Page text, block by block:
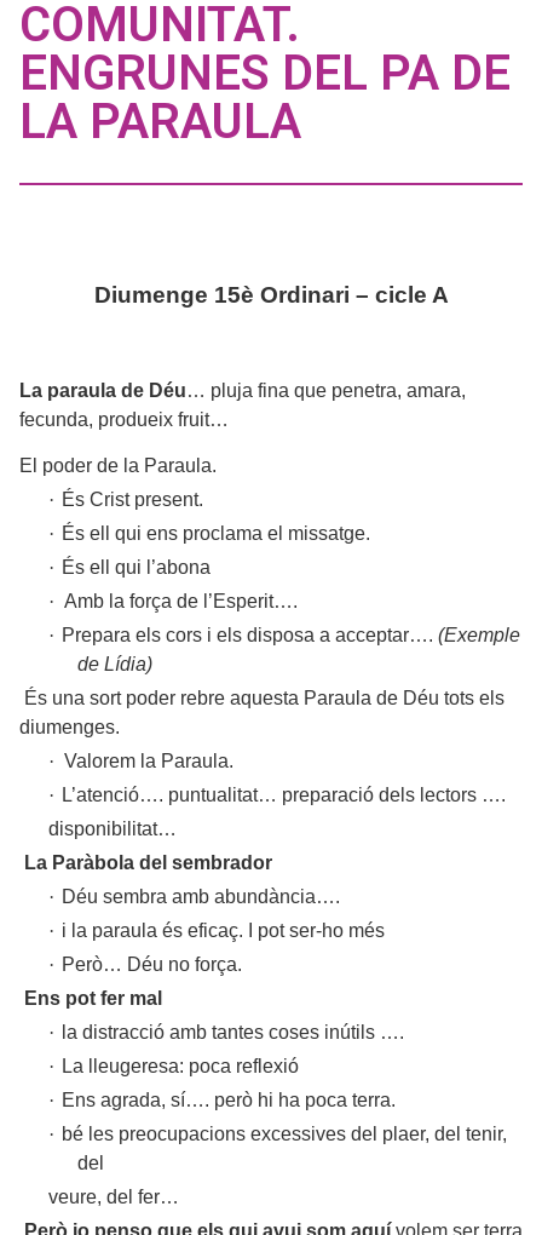
COMUNITAT.
ENGRUNES DEL PA DE
LA PARAULA
Diumenge 15è Ordinari – cicle A
La paraula de Déu… pluja fina que penetra, amara,
fecunda, produeix fruit…
El poder de la Paraula.
· És Crist present.
· És ell qui ens proclama el missatge.
· És ell qui l’abona
· Amb la força de l’Esperit….
· Prepara els cors i els disposa a acceptar…. (Exemple
de Lídia)
És una sort poder rebre aquesta Paraula de Déu tots els
diumenges.
· Valorem la Paraula.
· L’atenció…. puntualitat… preparació dels lectors ….
disponibilitat…
La Paràbola del sembrador
· Déu sembra amb abundància….
· i la paraula és eficaç. I pot ser-ho més
· Però… Déu no força.
Ens pot fer mal
·
la distracció amb tantes coses inútils ….
· La lleugeresa: poca reflexió
· Ens agrada, sí…. però hi ha poca terra.
· bé les preocupacions excessives del plaer, del tenir,
del
veure, del fer…